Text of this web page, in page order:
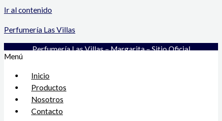
Ir al contenido
Perfumería Las Villas
Perfumería Las Villas – Margarita – Sitio Oficial
Menú
Inicio
Productos
Nosotros
Contacto